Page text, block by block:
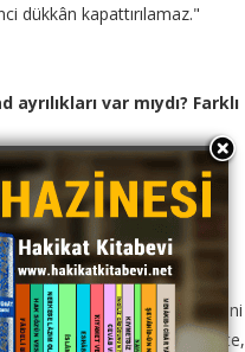
dükkân kapattırılamaz."
var mıydı? Farklı
Meselâ Hanefî mezhebinde
mezhebinde bulunan biri,
kıldı diyemez. Çünkü
bir kimse, yabancı bir
dokunduktan sonra, abdestini
söyleyemez. O hâlde abdestte,